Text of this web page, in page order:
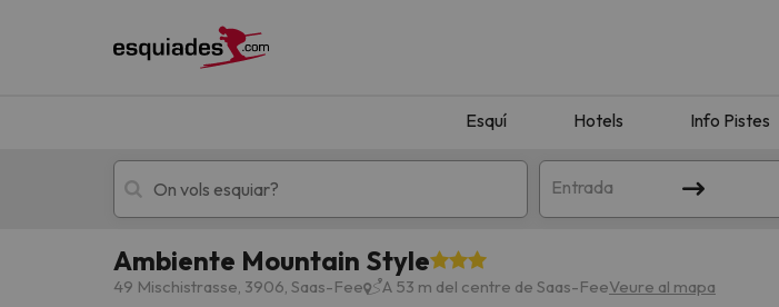
Esquí Hotels Info Pistes
Entrada
Esquí Escapades
Ambiente Mountain Style
49 Mischistrasse, 3906, Saas-Fee A 53 m del centre de Saas-FeeVeure al mapa